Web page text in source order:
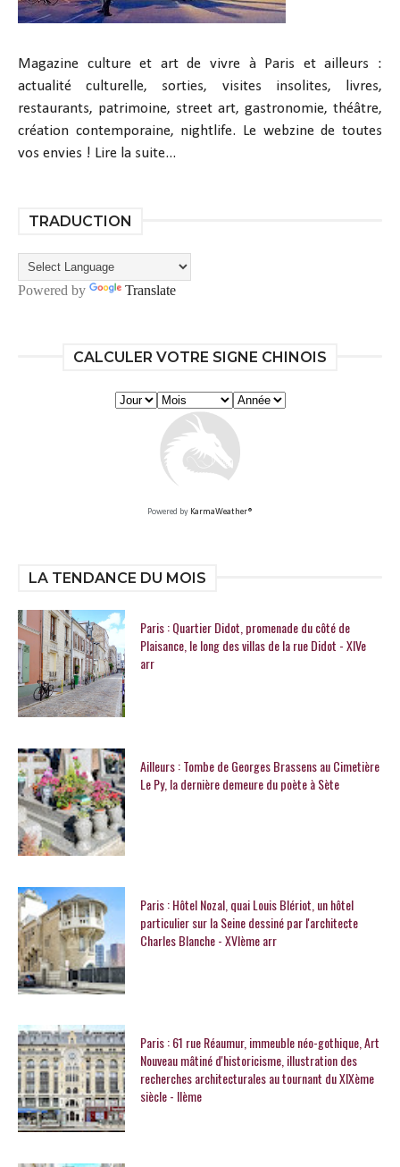
Magazine culture et art de vivre à Paris et ailleurs :
actualité culturelle, sorties, visites insolites, livres,
restaurants, patrimoine, street art, gastronomie, théâtre,
création contemporaine, nightlife. Le webzine de toutes
vos envies ! Lire la suite...
TRADUCTION
Powered by Translate
CALCULER VOTRE SIGNE CHINOIS
Powered by KarmaWeather®
LA TENDANCE DU MOIS
Paris : Quartier Didot, promenade du côté de
Plaisance, le long des villas de la rue Didot - XIVe
arr
Ailleurs : Tombe de Georges Brassens au Cimetière
Le Py, la dernière demeure du poète à Sète
Paris : Hôtel Nozal, quai Louis Blériot, un hôtel
particulier sur la Seine dessiné par l'architecte
Charles Blanche - XVIème arr
Paris : 61 rue Réaumur, immeuble néo-gothique, Art
Nouveau mâtiné d'historicisme, illustration des
recherches architecturales au tournant du XIXème
siècle - IIème